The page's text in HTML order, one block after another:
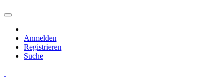
Anmelden
Registrieren
Suche